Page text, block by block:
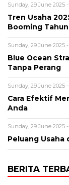
Sunday, 29 June 2025
Tren Usaha
Booming
Sunday, 29 June 2025
Blue Ocean
Tanpa Perang
Sunday, 29 June 2025 -
Cara Efektif
Anda
Sunday, 29 June 2025
Peluang Usaha
BERITA